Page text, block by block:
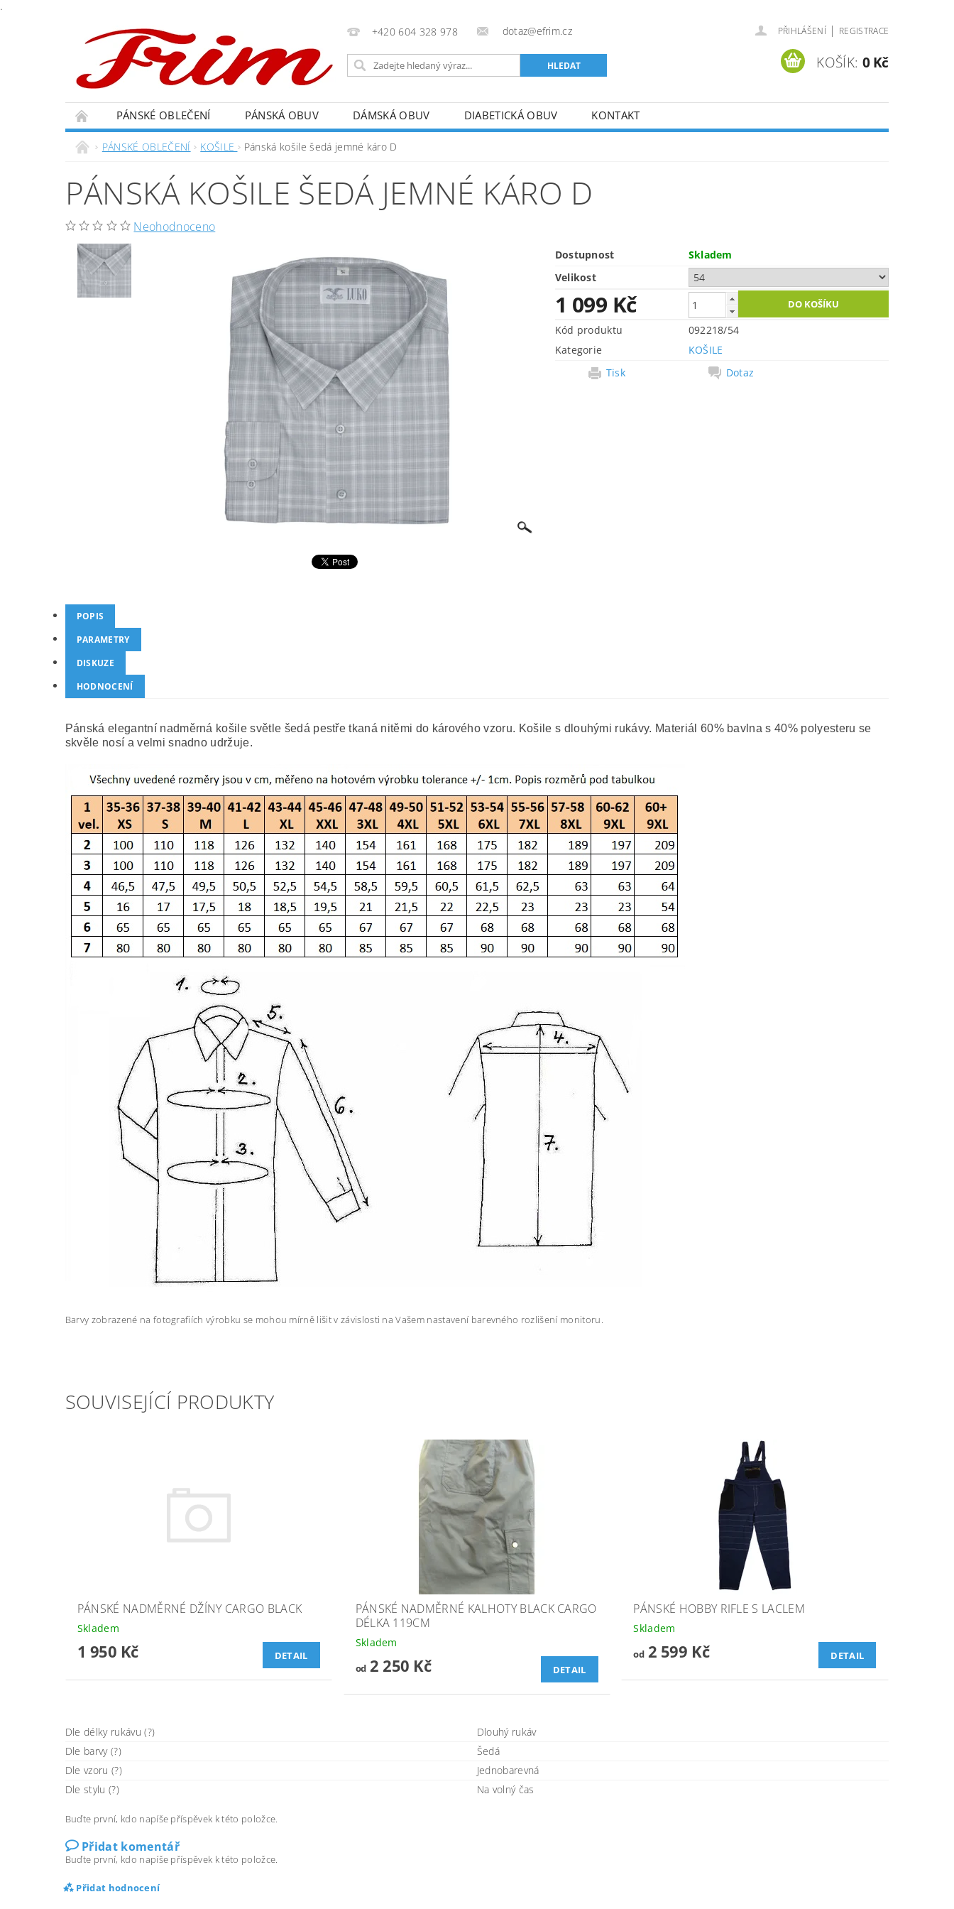
.
+420 604 328 978 dotaz@efrim.cz PŘIHLÁŠENÍ | REGISTRACE
KOŠÍK: 0 Kč
PÁNSKÉ OBLEČENÍ PÁNSKÁ OBUV DÁMSKÁ OBUV DIABETICKÁ OBUV KONTAKT
PÁNSKÉ OBLEČENÍ KOŠILE Pánská košile šedá jemné káro D
PÁNSKÁ KOŠILE ŠEDÁ JEMNÉ KÁRO D
Neohodnoceno
Dostupnost
Skladem
Velikost
1 099 Kč
Kód produktu
092218/54
Kategorie
KOŠILE
Tisk
Dotaz
POPIS
PARAMETRY
DISKUZE
HODNOCENÍ
Pánská elegantní nadměrná košile světle šedá pestře tkaná nitěmi do kárového vzoru. Košile s dlouhými rukávy. Materiál 60% bavlna s 40% polyesteru se
skvěle nosí a velmi snadno udržuje.
Barvy zobrazené na fotografiích výrobku se mohou mírně lišit v závislosti na Vašem nastavení barevného rozlišení monitoru.
SOUVISEJÍCÍ PRODUKTY
PÁNSKÉ NADMĚRNÉ DŽÍNY CARGO BLACK
Skladem
1 950 Kč DETAIL
PÁNSKÉ NADMĚRNÉ KALHOTY BLACK CARGO
DÉLKA 119CM
Skladem
od2 250 Kč DETAIL
PÁNSKÉ HOBBY RIFLE S LACLEM
Skladem
od2 599 Kč DETAIL
Dle délky rukávu (?)
Dlouhý rukáv
Dle barvy (?)
Šedá
Dle vzoru (?)
Jednobarevná
Dle stylu (?)
Na volný čas
Buďte první, kdo napíše příspěvek k této položce.
Přidat komentář
Buďte první, kdo napíše příspěvek k této položce.
Přidat hodnocení